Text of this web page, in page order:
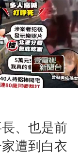
、也是前
遭到白衣